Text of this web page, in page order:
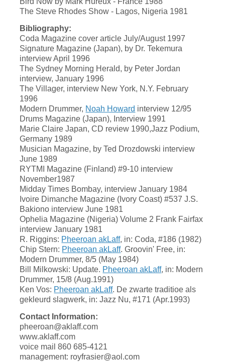
The Steve Rhodes Show - Lagos, Nigeria 1981
Bibliography:
Coda Magazine cover article July/August 1997
Signature Magazine (Japan), by Dr. Tekemura
interview April 1996
The Sydney Morning Herald, by Peter Jordan
interview, January 1996
The Villager, interview New York, N.Y. February
1996
Modern Drummer, Noah Howard interview 12/95
Drums Magazine (Japan), Interview 1991
Marie Claire Japan, CD review 1990,Jazz Podium,
Germany 1989
Musician Magazine, by Ted Drozdowski interview
June 1989
RYTMI Magazine (Finland) #9-10 interview
November1987
Midday Times Bombay, interview January 1984
Ivoire Dimanche Magazine (Ivory Coast) #537 J.S.
Bakiono interview June 1981
Ophelia Magazine (Nigeria) Volume 2 Frank Fairfax
interview January 1981
R. Riggins: Pheeroan akLaff, in: Coda, #186 (1982)
Chip Stern: Pheeroan akLaff. Groovin' Free, in:
Modern Drummer, 8/5 (May 1984)
Bill Milkowski: Update. Pheeroan akLaff, in: Modern
Drummer, 15/8 (Aug.1991)
Ken Vos: Pheeroan akLaff. De zwarte traditioe als
gekleurd slagwerk, in: Jazz Nu, #171 (Apr.1993)
Contact Information:
pheeroan@aklaff.com
www.aklaff.com
voice mail 860 685-4121
management: royfrasier@aol.com